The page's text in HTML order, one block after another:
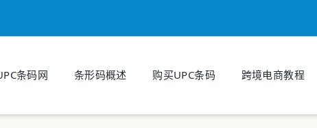
条码网 条形码概述 购买UPC条码 跨境电商教程